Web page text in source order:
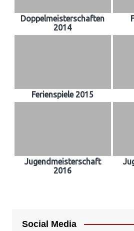
Doppelmeisterschaften
2014
Ferienspiele 2015
Jugendmeisterschaft
2016
Social Media